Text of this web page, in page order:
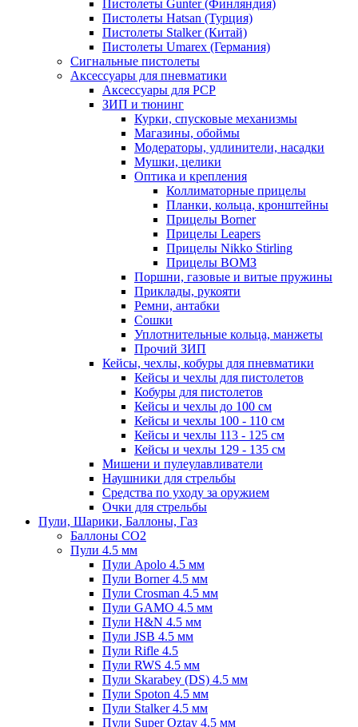
Пистолеты Gunter (Финляндия)
Пистолеты Hatsan (Турция)
Пистолеты Stalker (Китай)
Пистолеты Umarex (Германия)
Сигнальные пистолеты
Аксессуары для пневматики
Аксессуары для PCP
ЗИП и тюнинг
Курки, спусковые механизмы
Магазины, обоймы
Модераторы, удлинители, насадки
Мушки, целики
Оптика и крепления
Коллиматорные прицелы
Планки, кольца, кронштейны
Прицелы Borner
Прицелы Leapers
Прицелы Nikko Stirling
Прицелы ВОМЗ
Поршни, газовые и витые пружины
Приклады, рукояти
Ремни, антабки
Сошки
Уплотнительные кольца, манжеты
Прочий ЗИП
Кейсы, чехлы, кобуры для пневматики
Кейсы и чехлы для пистолетов
Кобуры для пистолетов
Кейсы и чехлы до 100 см
Кейсы и чехлы 100 - 110 см
Кейсы и чехлы 113 - 125 см
Кейсы и чехлы 129 - 135 см
Мишени и пулеулавливатели
Наушники для стрельбы
Средства по уходу за оружием
Очки для стрельбы
Пули, Шарики, Баллоны, Газ
Баллоны CO2
Пули 4.5 мм
Пули Apolo 4.5 мм
Пули Borner 4.5 мм
Пули Crosman 4.5 мм
Пули GAMO 4.5 мм
Пули H&N 4.5 мм
Пули JSB 4.5 мм
Пули Rifle 4.5
Пули RWS 4.5 мм
Пули Skarabey (DS) 4.5 мм
Пули Spoton 4.5 мм
Пули Stalker 4.5 мм
Пули Super Oztay 4.5 мм